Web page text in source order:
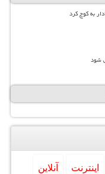
به کوچ کرد
شود
اینترنت آنلاین